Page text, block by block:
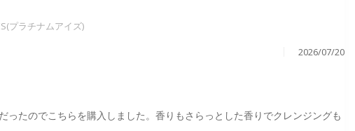
プラチナムアイズ)
2026/07/20
たのでこちらを購入しました。香りもさらっとした香りでクレンジングも